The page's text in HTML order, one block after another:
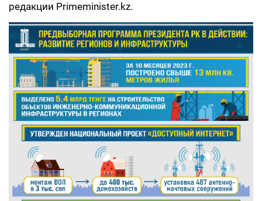
редакции Primeminister.kz.